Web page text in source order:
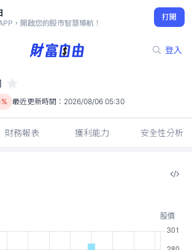
，開啟您的股市智慧導航！
打開
登入
210.50
0.71%
最近更新時間： 2026/08/06 05:30
財務報表 獲利能力 安全性分析